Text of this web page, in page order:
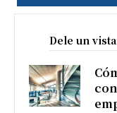
Dele un